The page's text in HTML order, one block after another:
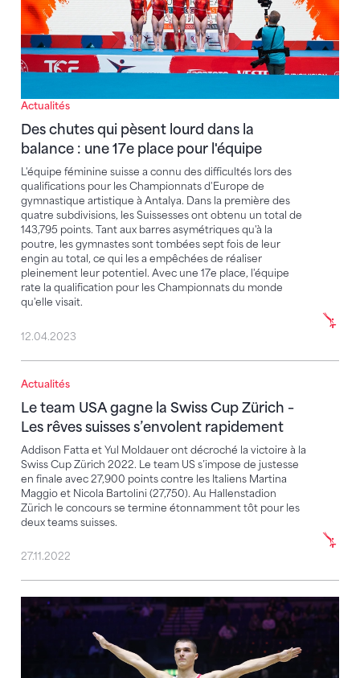
Actualités
Des chutes qui pèsent lourd dans la
balance : une 17e place pour l'équipe
L'équipe féminine suisse a connu des difficultés lors des
qualifications pour les Championnats d'Europe de
gymnastique artistique à Antalya. Dans la première des
quatre subdivisions, les Suissesses ont obtenu un total de
143,795 points. Tant aux barres asymétriques qu'à la
poutre, les gymnastes sont tombées sept fois de leur
engin au total, ce qui les a empêchées de réaliser
pleinement leur potentiel. Avec une 17e place, l'équipe
rate la qualification pour les Championnats du monde
qu'elle visait.
12.04.2023
Actualités
Le team USA gagne la Swiss Cup Zürich –
Les rêves suisses s’envolent rapidement
Addison Fatta et Yul Moldauer ont décroché la victoire à la
Swiss Cup Zürich 2022. Le team US s’impose de justesse
en finale avec 27,900 points contre les Italiens Martina
Maggio et Nicola Bartolini (27,750). Au Hallenstadion
Zürich le concours se termine étonnamment tôt pour les
deux teams suisses.
Le team USA gagne la Swiss Cup Zürich – Les rêves
27.11.2022
Performance décevante aux CM – Rang 20